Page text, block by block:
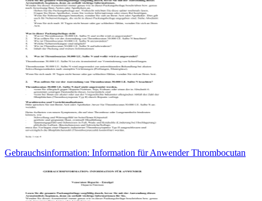
Gebrauchsinformation: Information für Anwender Thrombocutan